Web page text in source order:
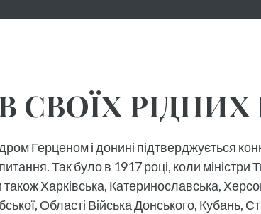
СВОЇХ РІДНИХ
Герценом і донині підтверджується
Так було в 1917 році, коли
Харківська, Катеринославська,
Області Війська Донського,